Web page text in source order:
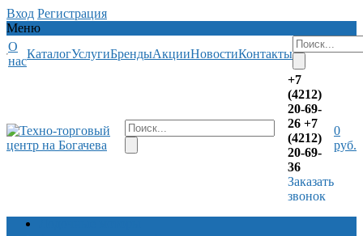
Вход Регистрация
Меню
О
нас
КаталогУслугиБрендыАкцииНовостиКонтакты
+7
(4212)
20-69-
26 +7
(4212)
20-69-
36
Заказать
звонок
0
руб.